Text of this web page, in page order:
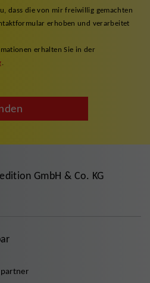
dass die von mir freiwillig gemachten
erhoben und verarbeitet
erhalten Sie in der
GmbH & Co. KG